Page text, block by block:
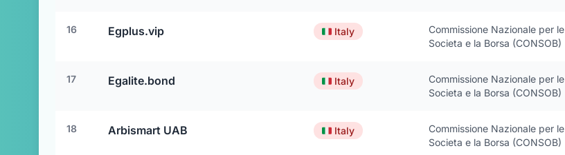
16 Egplus.vip 🇮🇹 Italy
Commissione Nazionale per le
Societa e la Borsa (CONSOB)
17 Egalite.bond 🇮🇹 Italy
Commissione Nazionale per le
Societa e la Borsa (CONSOB)
18 Arbismart UAB 🇮🇹 Italy
Commissione Nazionale per le
Societa e la Borsa (CONSOB)